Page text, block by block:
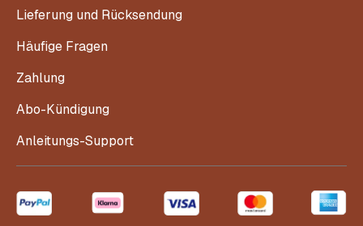
Lieferung und Rücksendung
Häufige Fragen
Zahlung
Abo-Kündigung
Anleitungs-Support